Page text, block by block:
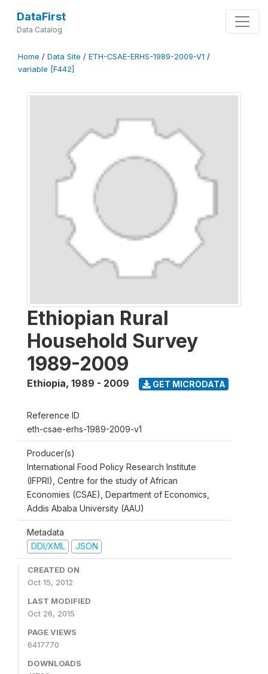
DataFirst
Data Catalog
Home / Data Site / ETH-CSAE-ERHS-1989-2009-V1 /
variable [F442]
Ethiopian Rural
Household Survey
1989-2009
Ethiopia, 1989 - 2009 GET MICRODATA
Reference ID
eth-csae-erhs-1989-2009-v1
Producer(s)
International Food Policy Research Institute
(IFPRI), Centre for the study of African
Economies (CSAE), Department of Economics,
Addis Ababa University (AAU)
Metadata
DDI/XML
JSON
CREATED ON
Oct 15, 2012
LAST MODIFIED
Oct 26, 2015
PAGE VIEWS
6417770
DOWNLOADS